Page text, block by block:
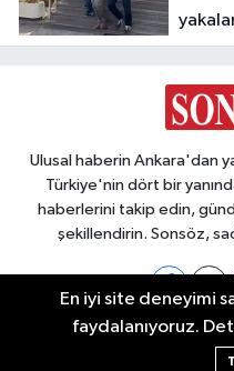
Ulusal haberin Ankara'dan
Türkiye'nin dört bir
haberlerini takip edin,
şekillendirin. Sonsöz,
Ankara Nöbetçi Eczaneler
En iyi site deneyimi
faydalanıyoruz.